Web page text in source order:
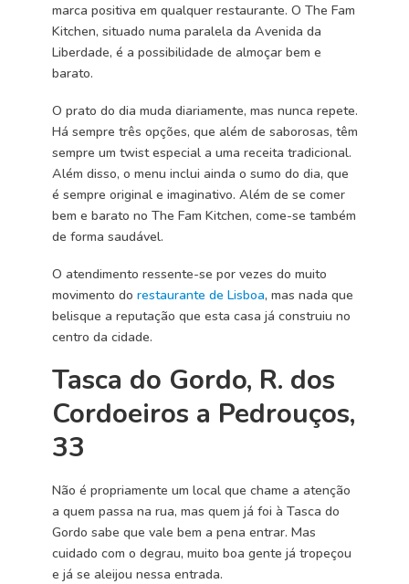
marca positiva em qualquer restaurante. O The Fam
Kitchen, situado numa paralela da Avenida da
Liberdade, é a possibilidade de almoçar bem e
barato.
O prato do dia muda diariamente, mas nunca repete.
Há sempre três opções, que além de saborosas, têm
sempre um twist especial a uma receita tradicional.
Além disso, o menu inclui ainda o sumo do dia, que
é sempre original e imaginativo. Além de se comer
bem e barato no The Fam Kitchen, come-se também
de forma saudável.
O atendimento ressente-se por vezes do muito
movimento do restaurante de Lisboa, mas nada que
belisque a reputação que esta casa já construiu no
centro da cidade.
Tasca do Gordo, R. dos
Cordoeiros a Pedrouços,
33
Não é propriamente um local que chame a atenção
a quem passa na rua, mas quem já foi à Tasca do
Gordo sabe que vale bem a pena entrar. Mas
cuidado com o degrau, muito boa gente já tropeçou
e já se aleijou nessa entrada.